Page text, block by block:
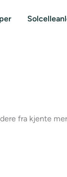
fra kjente